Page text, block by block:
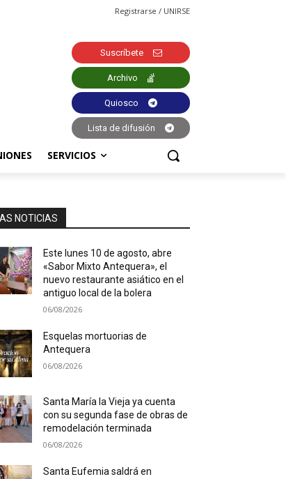
Registrarse / UNIRSE
Suscríbete
Archivo
Quiosco
Lista de difusión
SERVICIOS
NOTICIAS
Este lunes 10 de agosto, abre
«Sabor Mixto Antequera», el
nuevo restaurante asiático en el
antiguo local de la bolera
06/08/2026
Esquelas mortuorias de
Antequera
06/08/2026
Santa María la Vieja ya cuenta
con su segunda fase de obras de
remodelación terminada
06/08/2026
Santa Eufemia saldrá en